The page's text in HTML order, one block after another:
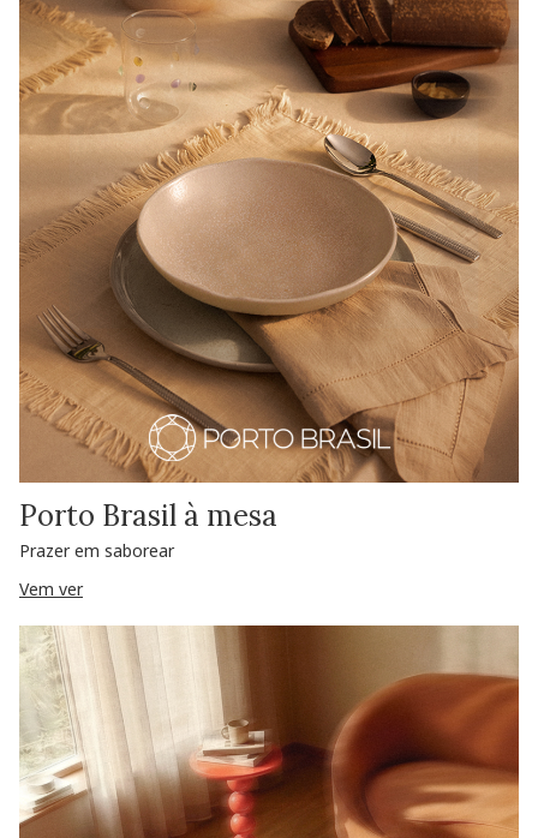
Porto Brasil à mesa
Prazer em saborear
Vem ver